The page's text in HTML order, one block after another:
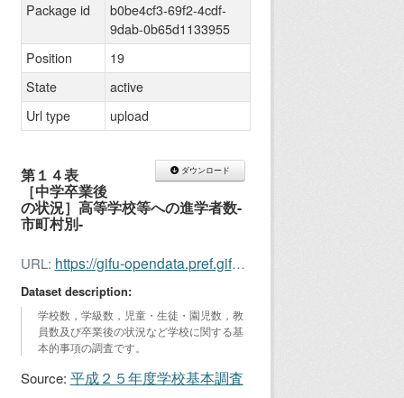
ダウンロード
第１４表
［中学卒業後
の状況］高等学校等への進学者数-
市町村別-
URL: https://gifu-opendata.pref.gifu.lg.jp/dataset/b0be4cf3-69f2-4cdf-9dab-0b65d1133955/resource/ecb41970-067f-4d25-ae21-211144c43745/download/kihon201314.xls
Dataset description:
学校数，学級数，児童・生徒・園児数，教
員数及び卒業後の状況など学校に関する基
本的事項の調査です。
Source: 平成２５年度学校基本調査
Package id
b0be4cf3-69f2-4cdf-
9dab-0b65d1133955
Position
19
State
active
Url type
upload